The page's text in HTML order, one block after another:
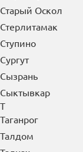
Старый Оскол
Стерлитамак
Ступино
Сургут
Сызрань
Сыктывкар
Т
Таганрог
Талдом